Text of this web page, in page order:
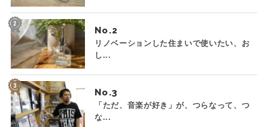
No.
リノベーションした住まいで使いたい、お
し...
No.
「ただ、音楽が好き」が、つらなって、つ
な...